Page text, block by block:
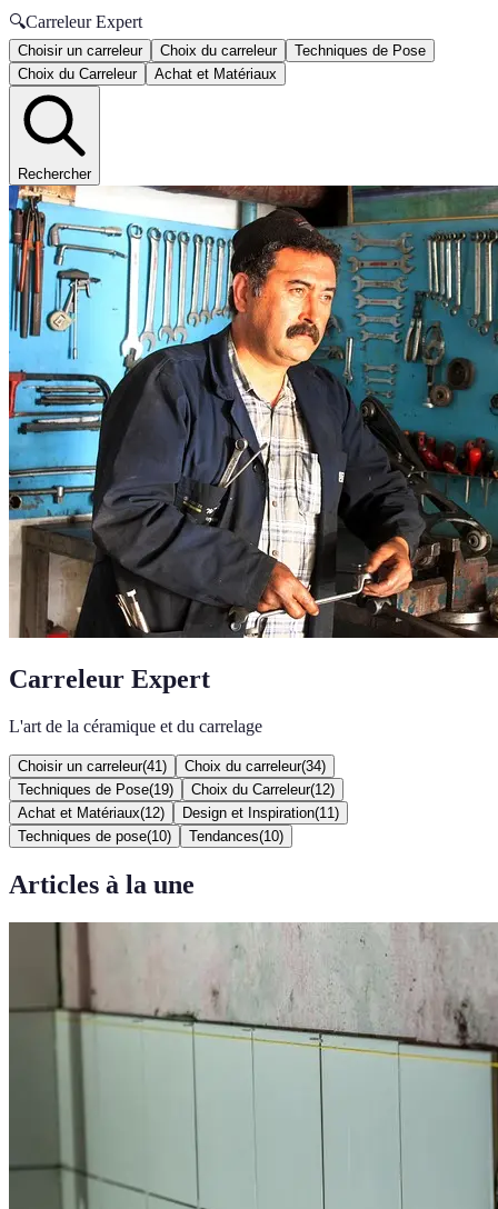
🔍Carreleur Expert
Choisir un carreleur Choix du carreleur
Techniques de Pose
Choix du Carreleur
Achat et Matériaux
Rechercher
Carreleur Expert
L'art de la céramique et du carrelage
Choisir un carreleur(41 ) Choix du carreleur(34)
Techniques de Pose(19) Choix du Carreleur(12)
Achat et Matériaux(12) Design et Inspiration(11 )
Techniques de pose(10) Tendances(10)
Articles à la une